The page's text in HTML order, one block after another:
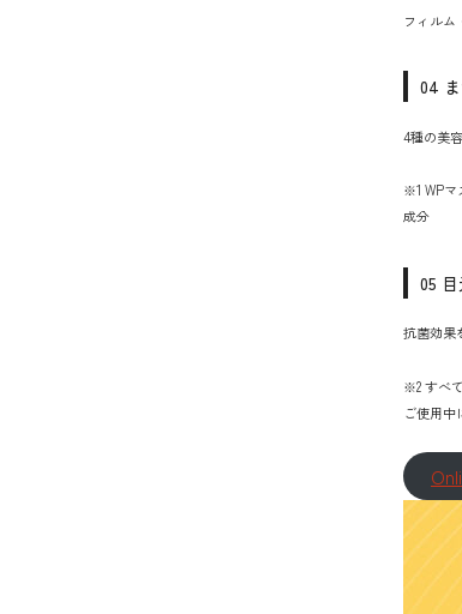
フィルム
04
4種の美
※1 WPマ
成分
05
抗菌効果
※2 すべ
ご使用中